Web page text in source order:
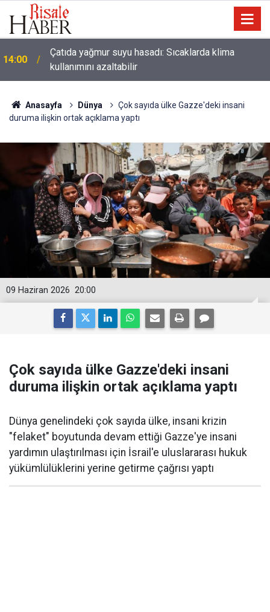
14:00
Çatıda yağmur suyu hasadı: Sıcaklarda klima
kullanımını azaltabilir
Anasayfa Dünya
Çok sayıda ülke Gazze'deki insani
duruma ilişkin ortak açıklama yaptı
20:00
09 Haziran 2026
Çok sayıda ülke Gazze'deki insani
duruma ilişkin ortak açıklama yaptı
Dünya genelindeki çok sayıda ülke, insani krizin
"felaket" boyutunda devam ettiği Gazze'ye insani
yardımın ulaştırılması için İsrail'e uluslararası hukuk
yükümlülüklerini yerine getirme çağrısı yaptı